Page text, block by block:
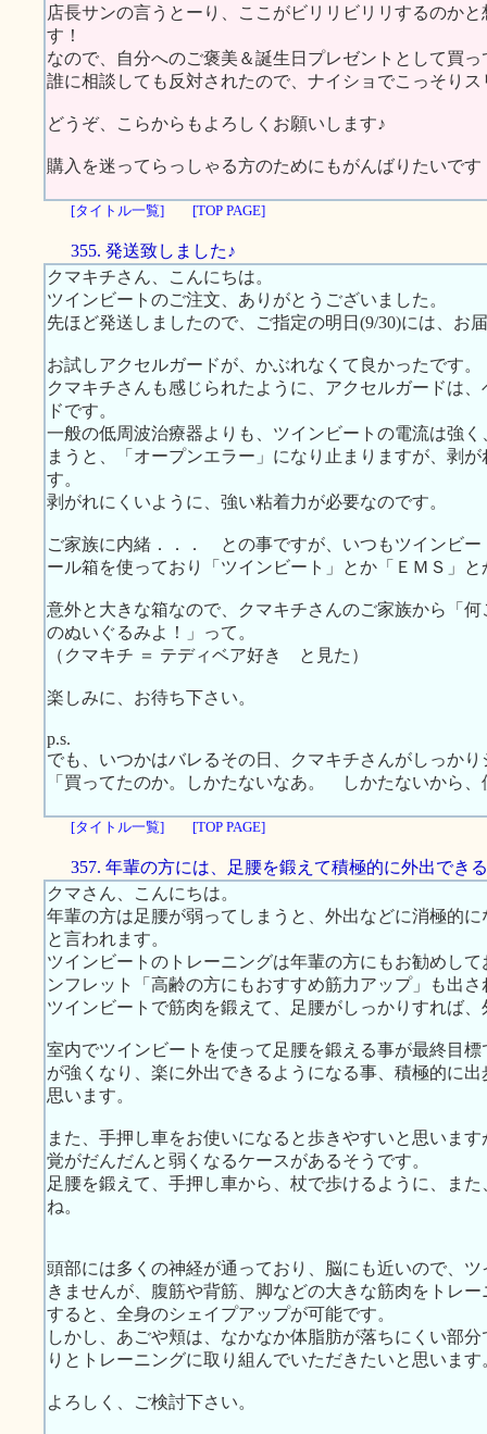
店長サンの言うとーり、ここがビリリビリリするのか
す！
なので、自分へのご褒美＆誕生日プレゼントとして買
誰に相談しても反対されたので、ナイショでこっそり
どうぞ、こらからもよろしくお願いします♪
購入を迷ってらっしゃる方のためにもがんばりたいです
[タイトル一覧] [TOP PAGE]
355. 発送致しました♪
クマキチさん、こんにちは。
ツインビートのご注文、ありがとうございました。
先ほど発送しましたので、ご指定の明日(9/30)には、お
お試しアクセルガードが、かぶれなくて良かったです。
クマキチさんも感じられたように、アクセルガードは
ドです。
一般の低周波治療器よりも、ツインビートの電流は強
まうと、「オープンエラー」になり止まりますが、剥
す。
剥がれにくいように、強い粘着力が必要なのです。
ご家族に内緒．．． との事ですが、いつもツインビ
ール箱を使っており「ツインビート」とか「ＥＭＳ」
意外と大きな箱なので、クマキチさんのご家族から「
のぬいぐるみよ！」って。
（クマキチ ＝ テディベア好き と見た）
楽しみに、お待ち下さい。
p.s.
でも、いつかはバレるその日、クマキチさんがしっか
「買ってたのか。しかたないなあ。 しかたないから、
[タイトル一覧] [TOP PAGE]
357. 年輩の方には、足腰を鍛えて積極的に外出でき
クマさん、こんにちは。
年輩の方は足腰が弱ってしまうと、外出などに消極的
と言われます。
ツインビートのトレーニングは年輩の方にもお勧めし
ンフレット「高齢の方にもおすすめ筋力アップ」も出
ツインビートで筋肉を鍛えて、足腰がしっかりすれば
室内でツインビートを使って足腰を鍛える事が最終目
が強くなり、楽に外出できるようになる事、積極的に
思います。
また、手押し車をお使いになると歩きやすいと思いま
覚がだんだんと弱くなるケースがあるそうです。
足腰を鍛えて、手押し車から、杖で歩けるように、ま
ね。
頭部には多くの神経が通っており、脳にも近いので、
きませんが、腹筋や背筋、脚などの大きな筋肉をトレ
すると、全身のシェイプアップが可能です。
しかし、あごや頬は、なかなか体脂肪が落ちにくい部
りとトレーニングに取り組んでいただきたいと思います
よろしく、ご検討下さい。